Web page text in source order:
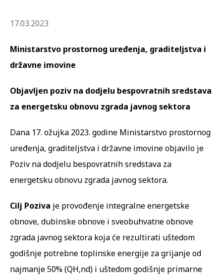
17.03.2023
Ministarstvo prostornog uređenja, graditeljstva i
državne imovine
Objavljen poziv na dodjelu bespovratnih sredstava
za energetsku obnovu zgrada javnog sektora
Dana 17. ožujka 2023. godine Ministarstvo prostornog
uređenja, graditeljstva i državne imovine objavilo je
Poziv na dodjelu bespovratnih sredstava za
energetsku obnovu zgrada javnog sektora.
Cilj Poziva je provođenje integralne energetske
obnove, dubinske obnove i sveobuhvatne obnove
zgrada javnog sektora koja će rezultirati uštedom
godišnje potrebne toplinske energije za grijanje od
najmanje 50% (QH,nd) i uštedom godišnje primarne